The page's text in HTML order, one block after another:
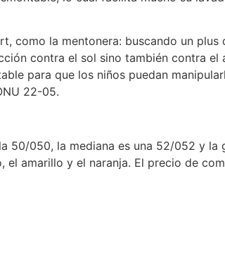
como la mentonera: buscando un plus
contra el sol sino también contra el
para que los niños puedan
22-05.
50/050, la mediana es una 52/052 y la
amarillo y el naranja. El precio de